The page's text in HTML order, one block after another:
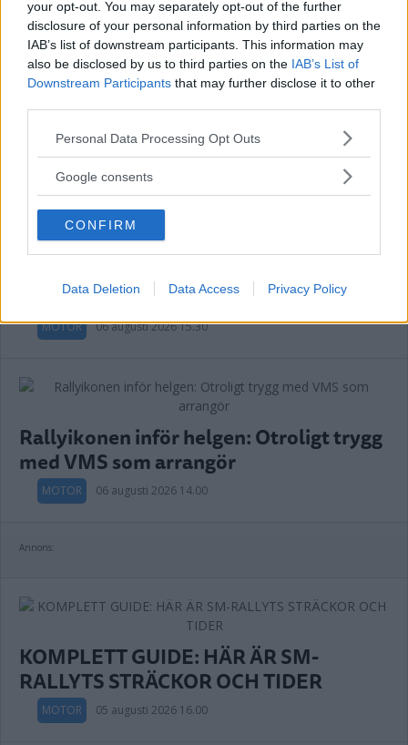
your opt-out. You may separately opt-out of the further
disclosure of your personal information by third parties on the
IAB’s list of downstream participants. This information may
also be disclosed by us to third parties on the IAB’s List of
Downstream Participants that may further disclose it to other
Please note that this website/app uses one or more Google
not limited to your visit or usage behaviour. You may click to
use your data for below specified purposes in below Google
consent section.
Personal Data Processing Opt Outs
Google consents
CONFIRM
Data Deletion Data Access Privacy Policy
”Alltid varit en dröm” – Victor siktar
högt när SM körs på hemmaplan
MOTOR 06 augusti 2026 17.00
Fredrik och Thomas byter enduro-
chefandet mot rallydepån
MOTOR 06 augusti 2026 15.30
Rallyikonen inför helgen: Otroligt trygg
med VMS som arrangör
MOTOR 06 augusti 2026 14.00
Annons:
KOMPLETT GUIDE: HÄR ÄR SM-
RALLYTS STRÄCKOR OCH TIDER
MOTOR 05 augusti 2026 16.00